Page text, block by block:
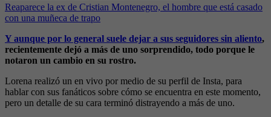
Reaparece la ex de Cristian Montenegro, el hombre que está casado
con una muñeca de trapo
Y aunque por lo general suele dejar a sus seguidores sin aliento,
recientemente dejó a más de uno sorprendido, todo porque le
notaron un cambio en su rostro.
Lorena realizó un en vivo por medio de su perfil de Insta, para
hablar con sus fanáticos sobre cómo se encuentra en este momento,
pero un detalle de su cara terminó distrayendo a más de uno.